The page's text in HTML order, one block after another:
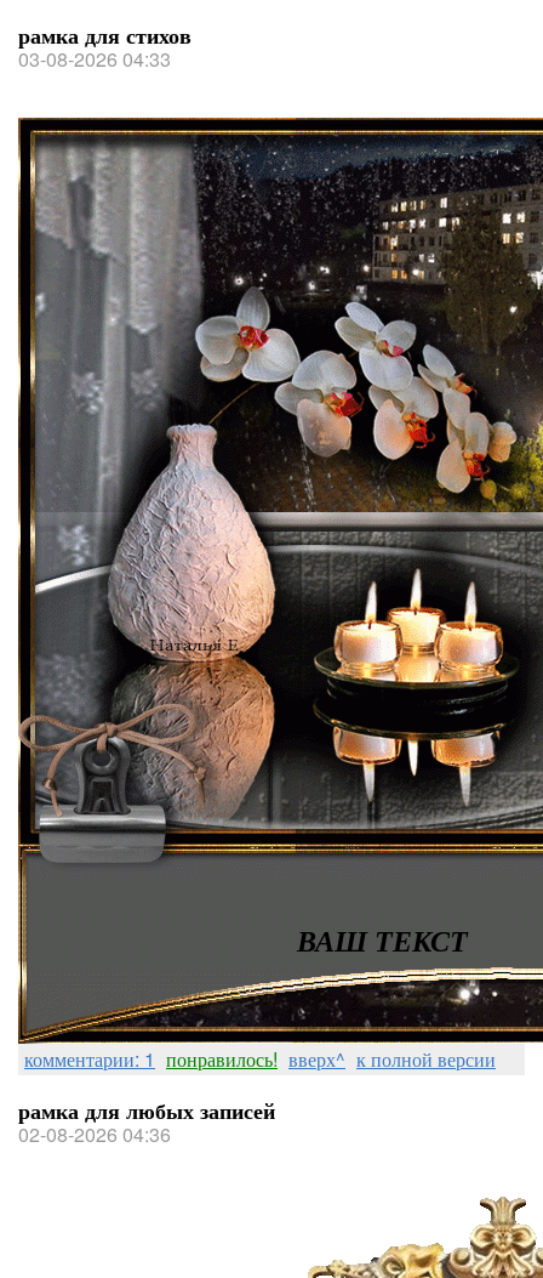
рамка для стихов
03-08-2026 04:33
ВАШ ТЕКСТ
комментарии: 1 понравилось! вверх^ к полной версии
рамка для любых записей
02-08-2026 04:36